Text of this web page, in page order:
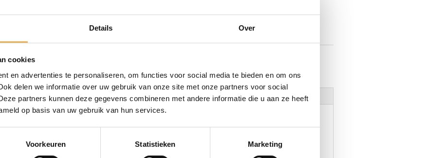
Details Over
cookies
en advertenties te personaliseren, om functies voor social media te bieden en om ons
delen we informatie over uw gebruik van onze site met onze partners voor social
partners kunnen deze gegevens combineren met andere informatie die u aan ze heeft
op basis van uw gebruik van hun services.
Voorkeuren Statistieken Marketing
hout
kersen